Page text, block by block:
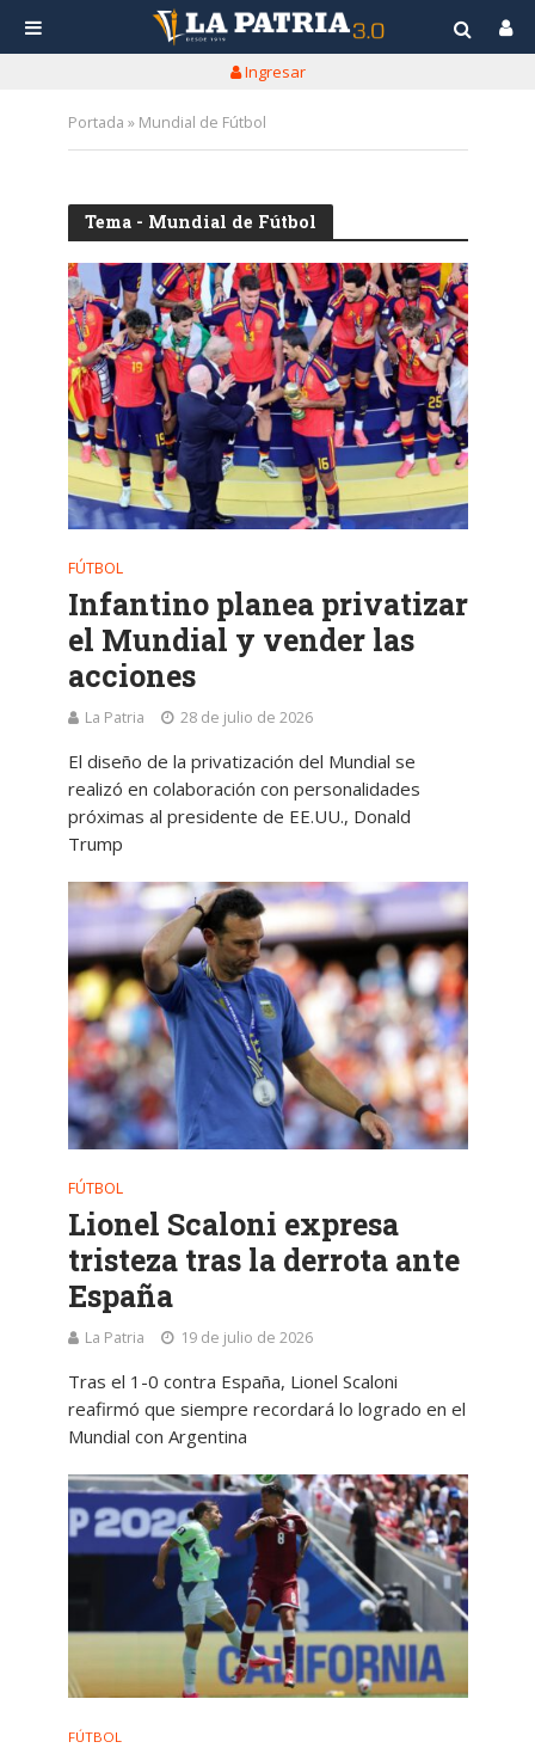
Ingresar
Portada » Mundial de Fútbol
Tema - Mundial de Fútbol
FÚTBOL
Infantino planea privatizar
el Mundial y vender las
acciones
La Patria 28 de julio de 2026
El diseño de la privatización del Mundial se
realizó en colaboración con personalidades
próximas al presidente de EE.UU., Donald
Trump
FÚTBOL
Lionel Scaloni expresa
tristeza tras la derrota ante
España
La Patria 19 de julio de 2026
Tras el 1-0 contra España, Lionel Scaloni
reafirmó que siempre recordará lo logrado en el
Mundial con Argentina
FÚTBOL